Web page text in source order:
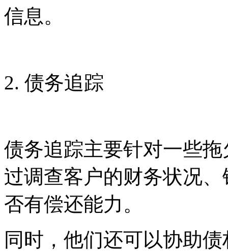
信息。
2. 债务追踪
债务追踪主要针对一些
过调查客户的财务状况
否有偿还能力。
同时，他们还可以协助